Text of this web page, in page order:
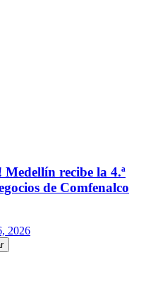
Medellín recibe la 4.ª
de Comfenalco
2026